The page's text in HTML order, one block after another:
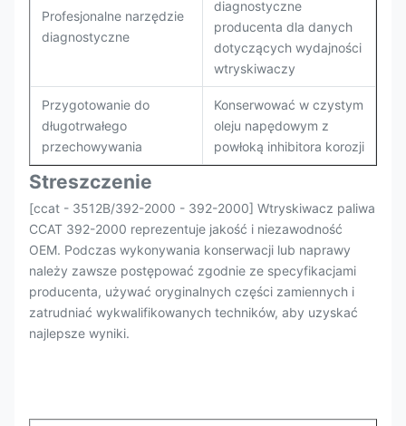
Profesjonalne narzędzie
diagnostyczne
diagnostyczne
producenta dla danych
dotyczących wydajności
wtryskiwaczy
Przygotowanie do
długotrwałego
przechowywania
Konserwować w czystym
oleju napędowym z
powłoką inhibitora korozji
Streszczenie
[ccat - 3512B/392-2000 - 392-2000] Wtryskiwacz paliwa
CCAT 392-2000 reprezentuje jakość i niezawodność
OEM. Podczas wykonywania konserwacji lub naprawy
należy zawsze postępować zgodnie ze specyfikacjami
producenta, używać oryginalnych części zamiennych i
zatrudniać wykwalifikowanych techników, aby uzyskać
najlepsze wyniki.